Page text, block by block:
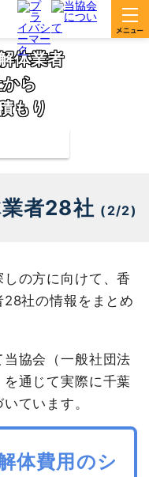
体業者
ら
もり
者28社 (2/2)
の方に向けて、香
社の情報をまとめ
協会（一般社団法
通じて実際に千葉
ています。
体費用のシ